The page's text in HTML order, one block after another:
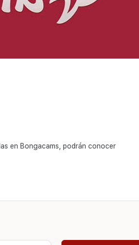
en Bongacams, podrán conocer